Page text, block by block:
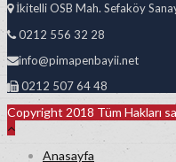
İkitelli OSB Mah. Sefaköy
0212 556 32 28
info@pimapenbayii.net
0212 507 64 48
Copyright 2018 Tüm Hakları
Anasayfa